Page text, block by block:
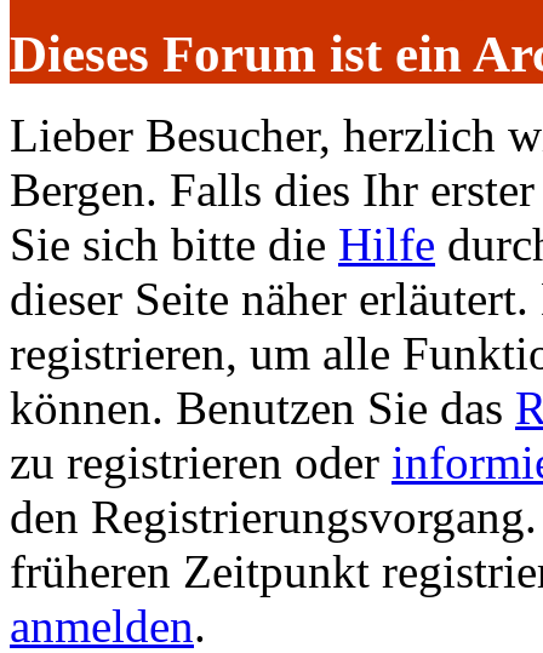
Dieses Forum ist ein
Lieber Besucher, herzlich
Bergen. Falls dies Ihr
Sie sich bitte die Hilfe
dieser Seite näher
registrieren, um alle
können. Benutzen Sie das
zu registrieren oder
den
früheren Zeitpunkt
anmelden.